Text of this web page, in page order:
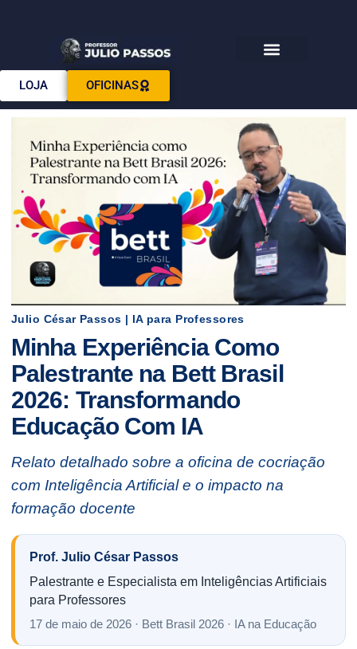
LOJA OFICINAS
Julio César Passos | IA para Professores
Minha Experiência Como
Palestrante na Bett Brasil
2026: Transformando
Educação Com IA
Relato detalhado sobre a oficina de cocriação
com Inteligência Artificial e o impacto na
formação docente
Prof. Julio César Passos
Palestrante e Especialista em Inteligências Artificiais
para Professores
17 de maio de 2026 · Bett Brasil 2026 · IA na Educação